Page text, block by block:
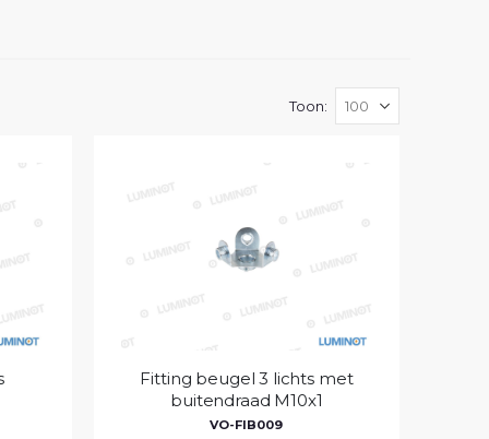
Toon
Fitting beugel 3 lichts met
buitendraad M10x1
VO-FIB009